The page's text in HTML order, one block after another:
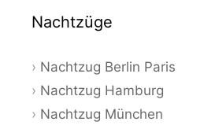
Nachtzüge
Nachtzug Berlin Paris
Nachtzug Hamburg
Nachtzug München